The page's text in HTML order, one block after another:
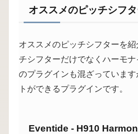
オススメのピッチシフ
オススメのピッチシフターを
チシフターだけでなくハーモ
のプラグインも混ざっていま
トができるプラグインです。
Eventide - H910